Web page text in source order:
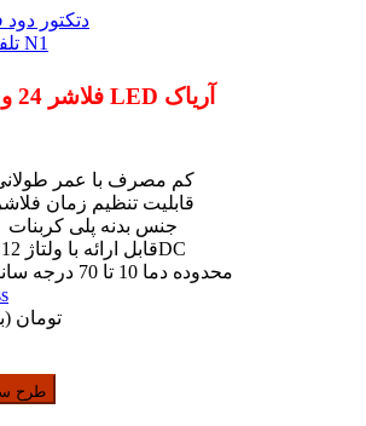
قابل ارائه با ولتاژ 12DC
312,000 تومان
طرح